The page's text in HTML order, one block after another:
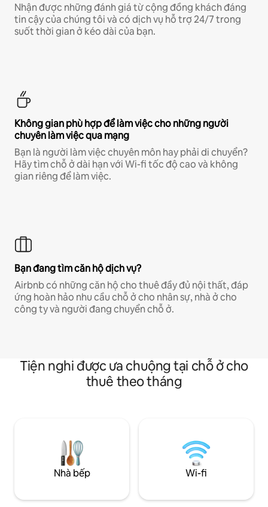
Nhận được những đánh giá từ cộng đồng khách đáng
tin cậy của chúng tôi và có dịch vụ hỗ trợ 24/7 trong
suốt thời gian ở kéo dài của bạn.
Không gian phù hợp để làm việc cho những người
chuyên làm việc qua mạng
Bạn là người làm việc chuyên môn hay phải di chuyển?
Hãy tìm chỗ ở dài hạn với Wi-fi tốc độ cao và không
gian riêng để làm việc.
Bạn đang tìm căn hộ dịch vụ?
Airbnb có những căn hộ cho thuê đầy đủ nội thất, đáp
ứng hoàn hảo nhu cầu chỗ ở cho nhân sự, nhà ở cho
công ty và người đang chuyển chỗ ở.
Tiện nghi được ưa chuộng tại chỗ ở cho
thuê theo tháng
Nhà bếp Wi-fi